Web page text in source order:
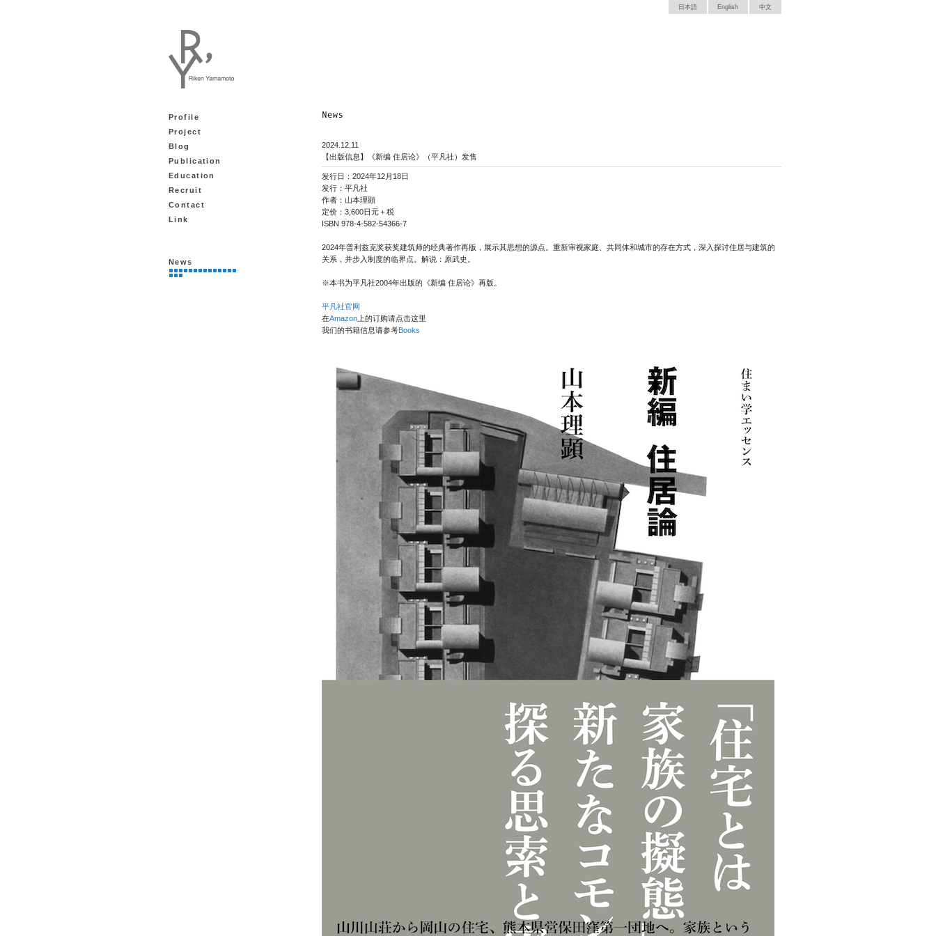
日本語 English 中文
Profile
Project
Blog
Publication
Education
Recruit
Contact
Link
News
2024.12.11
【出版信息】《新编 住居论》（平凡社）发售
发行日：2024年12月18日
发行：平凡社
作者：山本理顕
定价：3,600日元＋税
ISBN 978-4-582-54366-7
2024年普利兹克奖获奖建筑师的经典著作再版，展示其思想的源点。重新审视家庭、共同体和城市的存在方式，深入探讨住居与建筑的
关系，并步入制度的临界点。解说：原武史。
※本书为平凡社2004年出版的《新编 住居论》再版。
平凡社官网
在Amazon 上的订购请点击这里
我们的书籍信息请参考Books